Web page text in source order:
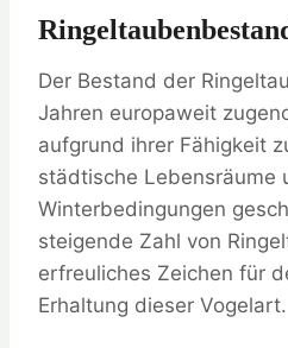
Der Bestand der
Jahren europaweit
aufgrund ihrer Fähigkeit
städtische Lebensräume
Winterbedingungen
steigende Zahl von
erfreuliches Zeichen für
Erhaltung dieser Vogelart.